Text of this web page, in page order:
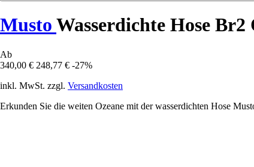
Musto Wasserdichte Hose Br2
Ab
340,00 € 248,77 € -27%
inkl. MwSt. zzgl. Versandkosten
Erkunden Sie die weiten Ozeane mit der wasserdichten Hose